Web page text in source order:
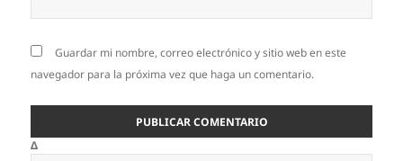
Guardar mi nombre, correo electrónico y sitio web en este
navegador para la próxima vez que haga un comentario.
Δ